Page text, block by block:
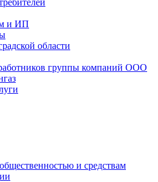
и ИП
области
группы компаний ООО
и средствам